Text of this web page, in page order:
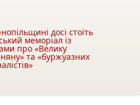
досі стоїть
меморіал із
про «Велику
та «буржуазних